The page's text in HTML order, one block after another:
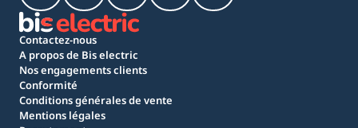
Contactez-nous
A propos de Bis electric
Nos engagements clients
Conformité
Conditions générales de vente
Mentions légales